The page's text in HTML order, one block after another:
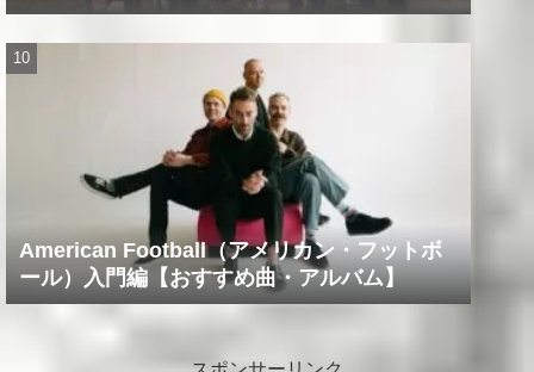
American Football（アメリカン・フットボ
ール）入門編【おすすめ曲・アルバム】